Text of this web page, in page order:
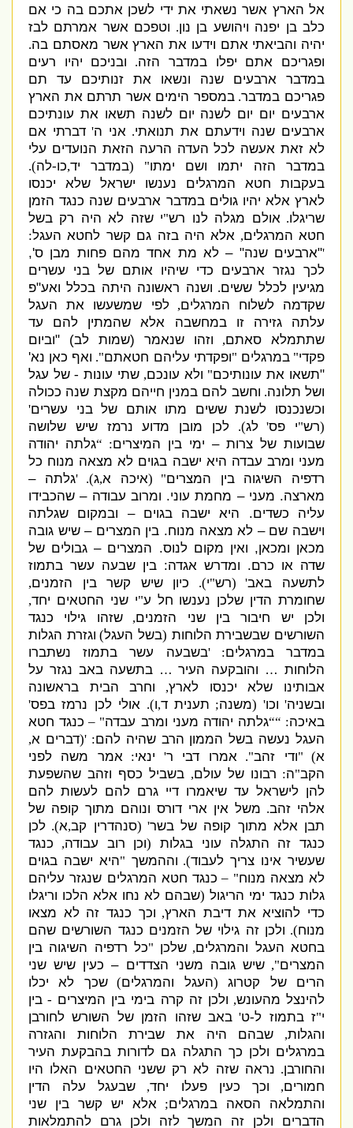
אל הארץ אשר נשאתי את ידי לשכן אתכם בה כי אם
כלב בן יפנה ויהושע בן נון .וטפכם אשר אמרתם לבז
יהיה והביאתי אתם וידעו את הארץ אשר מאסתם בה.
ופגריכם אתם יפלו במדבר הזה.ובניכם יהיו רעים
במדבר ארבעים שנה ונשאו את זנותיכם עד תם
פגריכם במדבר.במספר הימים אשר תרתם את הארץ
ארבעים יום יום לשנה יום לשנה תשאו את עונתיכם
ארבעים שנה וידעתם את תנואתי.אני ה 'דברתי אם
לא זאת אעשה לכל העדה הרעה הזאת הנועדים עלי
במדבר הזה יתמו ושם ימתו" ( במדבר יד ,כו-לה).
בעקבות חטא המרגלים נענשו ישראל שלא יכנסו
לארץ אלא יהיו גולים במדבר ארבעים שנה כנגד הזמן
שריגלו.אולם מגלה לנו רש"י שזה לא היה רק בשל
חטא המרגלים,אלא היה בזה גם קשר לחטא העגל:
ארבעים שנה" –לא מת אחד מהם פחות מבן ס ',
לכך נגזר ארבעים כדי שיהיו אותם של בני עשרים
מגיעין לכלל ששים.ושנה ראשונה היתה בכלל ואע"פ
שקדמה לשלוח המרגלים,לפי שמשעשו את העגל
עלתה גזירה זו במחשבה אלא שהמתין להם עד
שתתמלא סאתם,וזהו שנאמר( שמות לב) "
וביום
פקדי"במרגלים"ופקדתי עליהם חטאתם".ואף כאן נא'
תשאו את עונותיכם"ולא עונכם,שתי עונות- של עגל
ושל תלונה.וחשב להם במנין חייהם מקצת שנה ככולה
וכשנכנסו לשנת ששים מתו אותם של בני עשרים'
רש"י פס'לג).לכן מובן מדוע נרמז שיש שלושה
שבועות של צרות – ימי בין המיצרים: “ גלתה יהודה
מעני ומרב עבדה היא ישבה בגוים לא מצאה מנוח כל
רדפיה השיגוה בין המצרים" ( איכה א ג). 'גלתה –
מארצה.מעני – מחמת עוני.ומרוב עבודה – שהכבידו
עליה כשדים.היא ישבה בגוים – ובמקום שגלתה
וישבה שם – לא מצאה מנוח.בין המצרים – שיש גובה
מכאן ומכאן,ואין מקום לנוס.המצרים – גבולים של
שדה או כרם.ומדרש אגדה:בין שבעה עשר בתמוז
לתשעה באב' ( רש"י).כיון שיש קשר בין הזמנים,
שחומרת הדין שלכן נענשו חל ע "י שני החטאים יחד,
ולכן יש חיבור בין שני הזמנים,שזהו גילוי כנגד
השורשים שבשבירת הלוחות(בשל העגל)וגזרת הגלות
במדבר במרגלים: '
בשבעה עשר בתמוז נשתברו
הלוחות … והובקעה העיר … בתשעה באב נגזר על
אבותינו שלא יכנסו לארץ,וחרב הבית בראשונה
ובשניה'וכו' (משנה;תענית ד ו).אולי לכן נרמז בפס'
באיכה: ““גלתה יהודה מעני ומרב עבדה" – כנגד חטא
העגל נעשה בשל הממון הרב שהיה להם: '
( דברים א
) " ודי זהב".אמרו דבי ר 'ינאי:אמר משה לפני
הקב"ה:רבונו של עולם,בשביל כסף וזהב שהשפעת
להן לישראל עד שיאמרו דיי גרם להם לעשות להם
אלהי זהב.משל אין ארי דורס ונוהם מתוך קופה של
תבן אלא מתוך קופה של בשר' (סנהדרין קב,א).לכן
כנגד זה התגלה עוני בגלות( וכן רוב עבודה,כנגד
שעשיר אינו צריך לעבוד).וההמשך" היא ישבה בגוים
לא מצאה מנוח" – כנגד חטא המרגלים שנגזר עליהם
גלות כנגד ימי הריגול(שבהם לא נחו אלא הלכו וריגלו
כדי להוציא את דיבת הארץ,וכך כנגד זה לא מצאו
מנוח).ולכן זה גילוי של הזמנים כנגד השורשים שהם
בחטא העגל והמרגלים,שלכן" כל רדפיה השיגוה בין
המצרים",שיש גובה משני הצדדים – כעין שיש שני
הרים של קטרוג( העגל והמרגלים)שכך לא יכלו
להינצל מהעונש,ולכן זה קרה בימי בין המיצרים- בין
ז בתמוז ל ט'באב שזהו הזמן של השורש לחורבן
והגלות,שבהם היה את שבירת הלוחות והגזרה
במרגלים ולכן כך התגלה גם לדורות בהבקעת העיר
והחורבן.נראה שזה לא רק ששני החטאים האלו היו
חמורים, וכך כעין פעלו יחד,שבעגל עלה הדין
והתמלאה הסאה במרגלים;אלא יש קשר בין שני
הדברים ולכן זה המשך לזה ולכן גרם להתמלאות